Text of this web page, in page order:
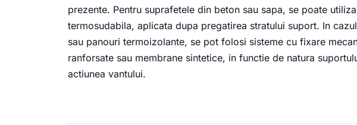
prezente. Pentru suprafetele din beton sau sapa, se poate
termosudabila, aplicata dupa pregatirea stratului suport. In
sau panouri termoizolante, se pot folosi sisteme cu fixare
ranforsate sau membrane sintetice, in functie de natura
actiunea vantului.